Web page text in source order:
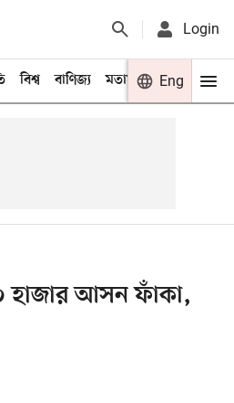
Login
বিশ্ব বাণিজ্য মতামত খেলা
Eng
হাজার আসন ফাঁকা,